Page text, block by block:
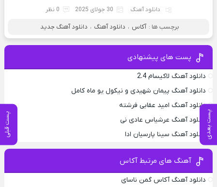
پست بعدی پست قبلی
دانلود آهنگ 30 جولای 2025 0 نظر
برچسب ها : آکاس ، دانلود آهنگ ، دانلود آهنگ جدید
پست های پیشنهادی
دانلود آهنگ لاکیسام 2.4
دانلود آهنگ پیمان شهیدی و نیکول یو ماه کامل
دانلود آهنگ امید عقابی فرشته
دانلود آهنگ عرشیاس عادی نی
دانلود آهنگ سینا پارسیان ادا
آهنگ های مرتبط آکاس
دانلود آهنگ آکاس گمن ناسای